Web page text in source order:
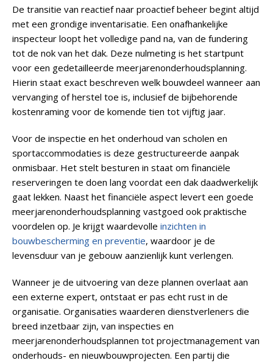
De transitie van reactief naar proactief beheer begint altijd
met een grondige inventarisatie. Een onafhankelijke
inspecteur loopt het volledige pand na, van de fundering
tot de nok van het dak. Deze nulmeting is het startpunt
voor een gedetailleerde meerjarenonderhoudsplanning.
Hierin staat exact beschreven welk bouwdeel wanneer aan
vervanging of herstel toe is, inclusief de bijbehorende
kostenraming voor de komende tien tot vijftig jaar.
Voor de inspectie en het onderhoud van scholen en
sportaccommodaties is deze gestructureerde aanpak
onmisbaar. Het stelt besturen in staat om financiële
reserveringen te doen lang voordat een dak daadwerkelijk
gaat lekken. Naast het financiële aspect levert een goede
meerjarenonderhoudsplanning vastgoed ook praktische
voordelen op. Je krijgt waardevolle inzichten in
bouwbescherming en preventie, waardoor je de
levensduur van je gebouw aanzienlijk kunt verlengen.
Wanneer je de uitvoering van deze plannen overlaat aan
een externe expert, ontstaat er pas echt rust in de
organisatie. Organisaties waarderen dienstverleners die
breed inzetbaar zijn, van inspecties en
meerjarenonderhoudsplannen tot projectmanagement van
onderhouds- en nieuwbouwprojecten. Een partij die